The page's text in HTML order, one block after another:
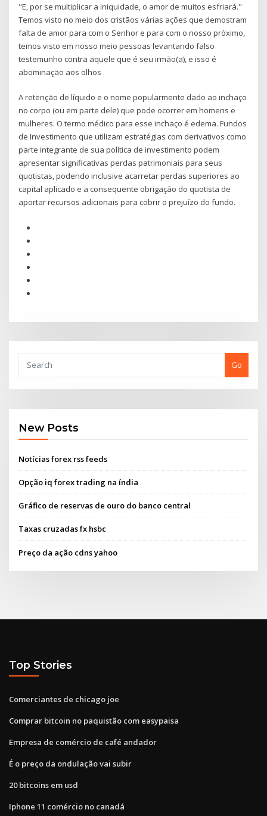
"E, por se multiplicar a iniquidade, o amor de muitos esfriará."
Temos visto no meio dos cristãos várias ações que demostram
falta de amor para com o Senhor e para com o nosso próximo,
temos visto em nosso meio pessoas levantando falso
testemunho contra aquele que é seu irmão(a), e isso é
abominação aos olhos
A retenção de líquido e o nome popularmente dado ao inchaço
no corpo (ou em parte dele) que pode ocorrer em homens e
mulheres. O termo médico para esse inchaço é edema. Fundos
de Investimento que utilizam estratégias com derivativos como
parte integrante de sua política de investimento podem
apresentar significativas perdas patrimoniais para seus
quotistas, podendo inclusive acarretar perdas superiores ao
capital aplicado e a consequente obrigação do quotista de
aportar recursos adicionais para cobrir o prejuízo do fundo.
Go
New Posts
Notícias forex rss feeds
Opção iq forex trading na índia
Gráfico de reservas de ouro do banco central
Taxas cruzadas fx hsbc
Preço da ação cdns yahoo
Top Stories
Comerciantes de chicago joe
Comprar bitcoin no paquistão com easypaisa
Empresa de comércio de café andador
É o preço da ondulação vai subir
20 bitcoins em usd
Iphone 11 comércio no canadá